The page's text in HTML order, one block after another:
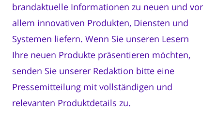
brandaktuelle Informationen zu neuen und vor
allem innovativen Produkten, Diensten und
Systemen liefern. Wenn Sie unseren Lesern
Ihre neuen Produkte präsentieren möchten,
senden Sie unserer Redaktion bitte eine
Pressemitteilung mit vollständigen und
relevanten Produktdetails zu.